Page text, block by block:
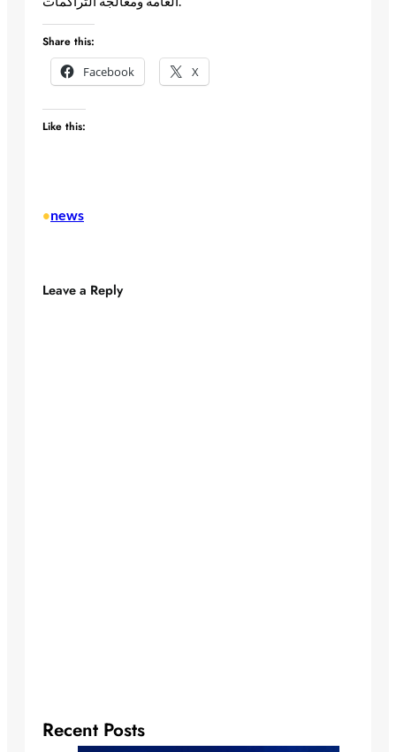
Share this:
Facebook
X
Like this:
•news
Leave a Reply
Recent Posts